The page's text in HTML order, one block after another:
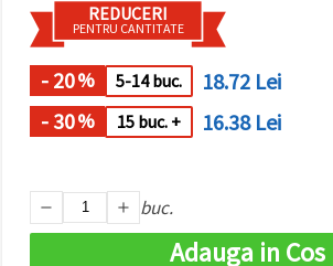
indicați
preferințele
în setări
selectând
un tip de
cookie -uri
făcând clic
Аcceptati
REDUCERI
PENTRU CANTITATE
- 20% 5-14 buc.
18.72 Lei
- 30% 15 buc. + 16.38 Lei
buc.
Adauga in Cos